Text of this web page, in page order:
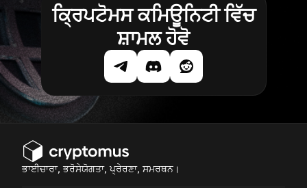
ਕ੍ਰਿਪਟੋਮਸ ਕਮਿਊਨਿਟੀ ਵਿੱਚ
ਸ਼ਾਮਲ ਹੋਵੋ
ਭਾਈਚਾਰਾ, ਭਰੋਸੇਯੋਗਤਾ, ਪ੍ਰੇਰਣਾ, ਸਮਰਥਨ।